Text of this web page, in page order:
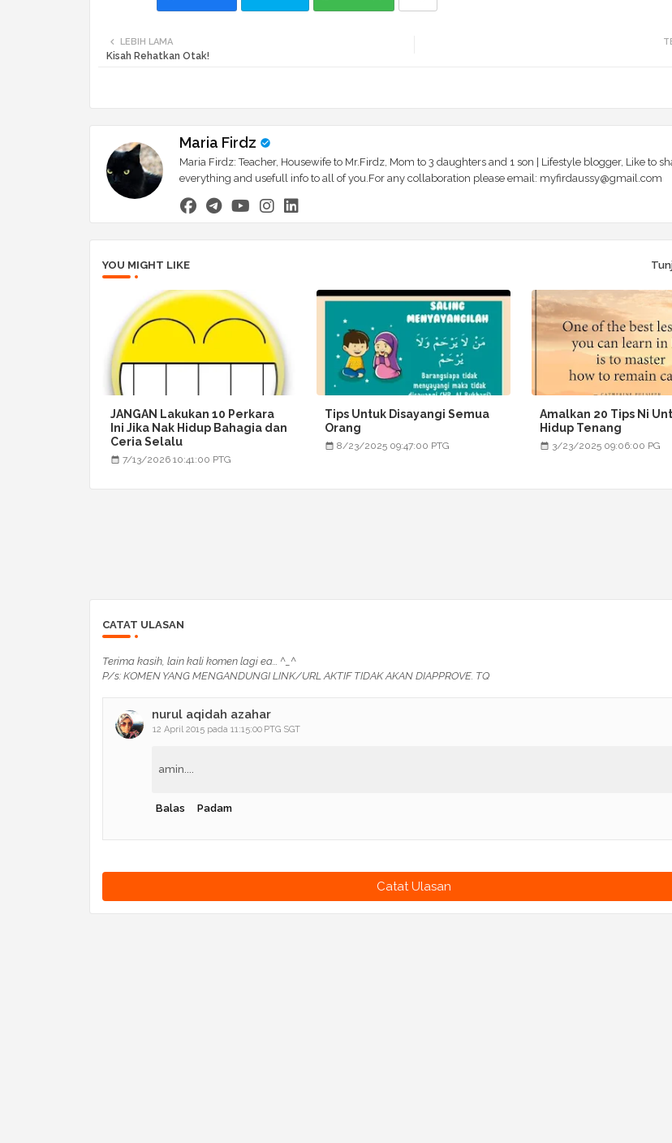
LEBIH LAMA
Kisah Rehatkan Otak!
Maria Firdz
Maria Firdz: Teacher, Housewife to Mr.Firdz, Mom to 3 daughters and 1 son | Lifestyle blogger, Like to
everything and usefull info to all of you.For any collaboration please email: myfirdaussy@gmail.com
YOU MIGHT LIKE
JANGAN Lakukan 10 Perkara
Ini Jika Nak Hidup Bahagia dan
Ceria Selalu
7/13/2026 10:41:00 PTG
Tips Untuk Disayangi Semua
Orang
8/23/2025 09:47:00 PTG
Amalkan 20 Tips Ni
Hidup Tenang
3/23/2025 09:06:00 PG
CATAT ULASAN
Terima kasih, lain kali komen lagi ea... ^_^
P/s: KOMEN YANG MENGANDUNGI LINK/URL AKTIF TIDAK AKAN DIAPPROVE. TQ
nurul aqidah azahar
12 April 2015 pada 11:15:00 PTG SGT
amin....
Balas Padam
Catat Ulasan